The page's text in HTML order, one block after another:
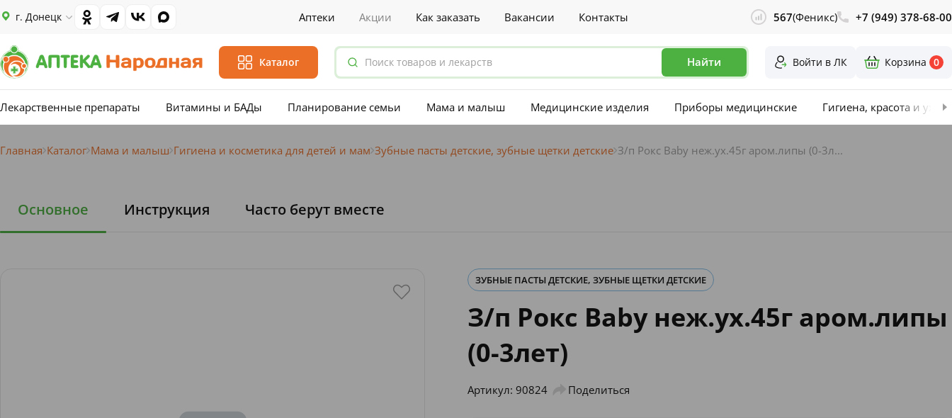
г. Донецк Аптеки Акции Как заказать Вакансии Контакты 567(Феникс) +7 (949) 378-68-00
Каталог Найти Войти в ЛК Корзина 0
Лекарственные препараты Витамины и БАДы Планирование семьи Мама и малыш Медицинские изделия Приборы медицинские Гигиена, красота и уход
Главная Каталог Мама и малыш Гигиена и косметика для детей и мам Зубные пасты детские, зубные щетки детские З/п Рокс Baby неж.ух.45г аром.липы (0-3л...
Основное Инструкция Часто берут вместе
ЗУБНЫЕ ПАСТЫ ДЕТСКИЕ, ЗУБНЫЕ ЩЕТКИ ДЕТСКИЕ
З/п Рокс Baby неж.ух.45г аром.липы
(0-3лет)
Артикул: 90824 Поделиться